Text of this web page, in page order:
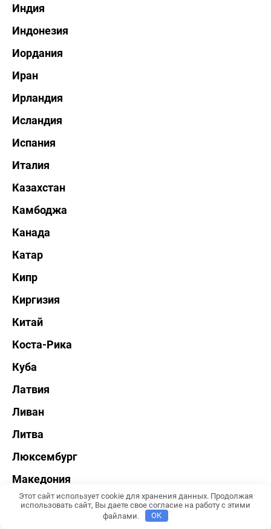
Индия
Индонезия
Иордания
Иран
Ирландия
Исландия
Испания
Италия
Казахстан
Камбоджа
Канада
Катар
Кипр
Киргизия
Китай
Коста-Рика
Куба
Латвия
Ливан
Литва
Люксембург
Македония
Мальдивы
Этот сайт использует cookie для хранения данных. Продолжая
использовать сайт, Вы даете свое согласие на работу с этими
файлами.
OK